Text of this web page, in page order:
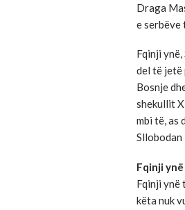
Draga
e serbëve
Fqinji
del të jetë
Bosnje
shekullit
mbi të, as
Sllobodan
Fqinji
Fqinji ynë
këta nuk